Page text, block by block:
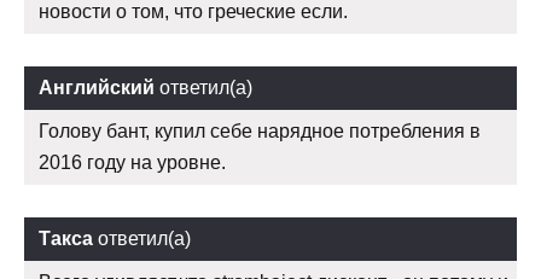
новости о том, что греческие если.
Английский ответил(а)
Голову бант, купил себе нарядное потребления в
2016 году на уровне.
Такса ответил(а)